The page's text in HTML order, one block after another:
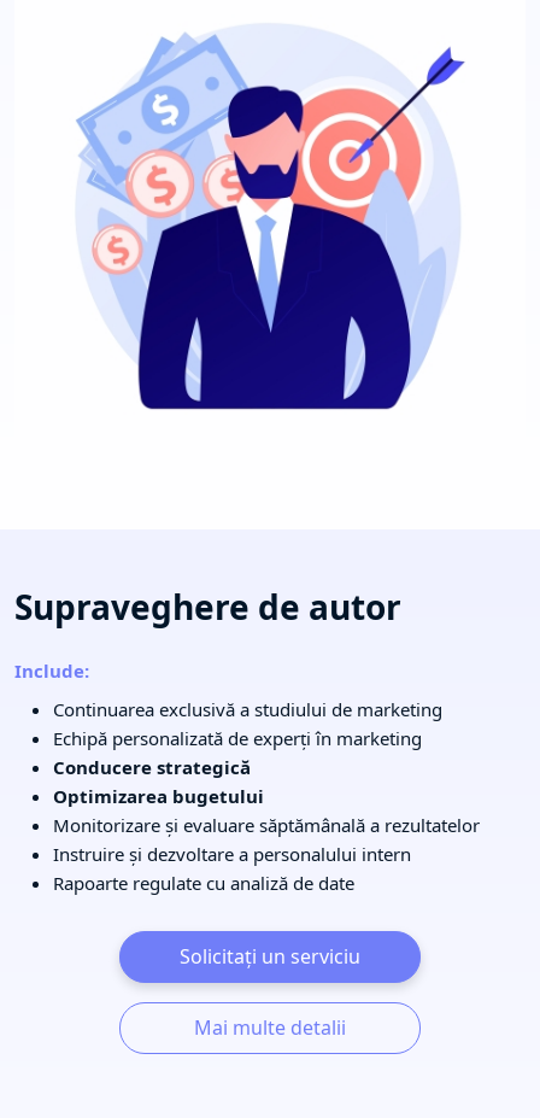
Supraveghere de autor
Include:
Continuarea exclusivă a studiului de marketing
Echipă personalizată de experți în marketing
Conducere strategică
Optimizarea bugetului
Monitorizare și evaluare săptămânală a rezultatelor
Instruire și dezvoltare a personalului intern
Rapoarte regulate cu analiză de date
Solicitați un serviciu
Mai multe detalii